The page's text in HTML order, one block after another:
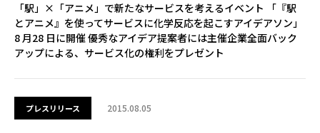
「駅」×「アニメ」で新たなサービスを考えるイベント 「『駅
とアニメ』を使ってサービスに化学反応を起こすアイデアソン」
8 月28 日に開催 優秀なアイデア提案者には主催企業全面バック
アップによる、サービス化の権利をプレゼント
プレスリリース 2015.08.05